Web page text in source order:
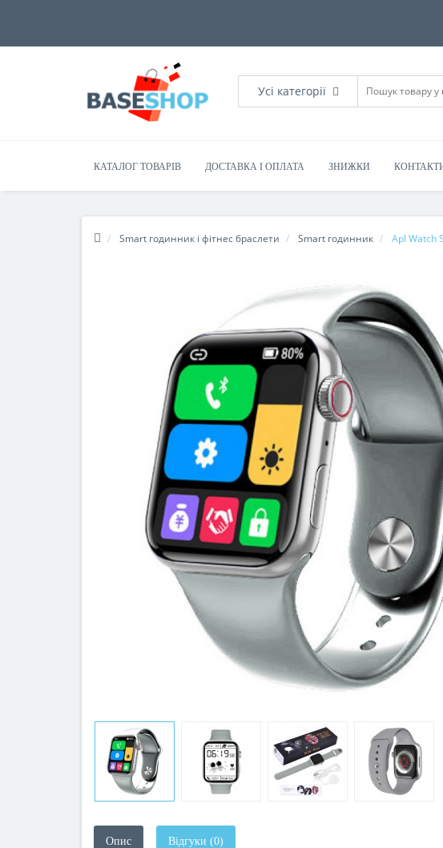
Усі категорії
КАТАЛОГ ТОВАРІВ ДОСТАВКА І ОПЛАТА ЗНИЖКИ
Smart годинник і фітнес браслети Smart годинник Apl Watch
Опис Відгуки (0)